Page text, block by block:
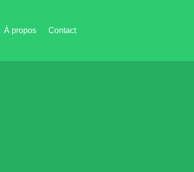
À propos Contact